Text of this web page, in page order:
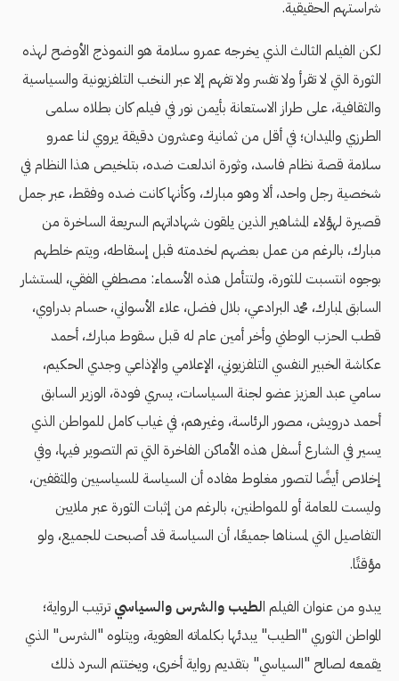
شراستهم الحقيقية.
لكن الفيلم الثالث الذي يخرجه عمرو سلامة هو النموذج الأوضح لهذه
الثورة التي لا تقرأ ولا تفسر ولا تفهم إلا عبر النخب التلفزيونية والسياسية
والثقافية، على طراز الاستعانة بأيمن نور في فيلم كان بطلاه سلمى
الطرزي والميدان؛ في أقل من ثمانية وعشرون دقيقة يروي لنا عمرو
سلامة قصة نظام فاسد، وثورة اندلعت ضده، بتلخيص هذا النظام في
شخصية رجل واحد، ألا وهو مبارك، وكأنها كانت ضده وفقط، عبر جمل
قصيرة لهؤلاء المشاهير الذين يلقون شهاداتهم السريعة الساخرة من
مبارك، بالرغم من عمل بعضهم لخدمته قبل إسقاطه، ويتم خلطهم
بوجوه انتسبت للثورة، ولتتأمل هذه الأسماء: مصطفي الفقي، المستشار
السابق لمبارك، محمد البرادعي، بلال فضل، علاء الأسواني، حسام بدراوي،
قطب الحزب الوطني وأخر أمين عام له قبل سقوط مبارك، أحمد
عكاشة الخبير النفسي التلفزيوني، الإعلامي والإذاعي وجدي الحكيم،
سامي عبد العزيز عضو لجنة السياسات، يسري فودة، الوزير السابق
أحمد درويش، مصور الرئاسة، وغيرهم، في غياب كامل للمواطن الذي
يسير في الشارع أسفل هذه الأماكن الفاخرة التي تم التصوير فيها، وفي
إخلاص أيضًا لتصور مغلوط مفاده أن السياسة للسياسيين والمثقفين،
وليست للعامة أو للمواطنين، بالرغم من إثبات الثورة عبر ملايين
التفاصيل التي لمسناها جميعًا، أن السياسة قد أصبحت للجميع، ولو
مؤقتًا.
يبدو من عنوان الفيلم الطيب والشرس والسياسي ترتيب الرواية؛
المواطن الثوري "الطيب" يبدئها بكلماته العفوية، ويتلوه "الشرس" الذي
يقمعه لصالح "السياسي" بتقديم رواية أخرى، ويختتم السرد ذلك